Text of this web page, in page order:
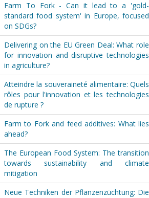
Farm To Fork - Can it lead to a 'gold-
standard food system' in Europe, focused
on SDGs?
Delivering on the EU Green Deal: What role
for innovation and disruptive technologies
in agriculture?
Atteindre la souveraineté alimentaire: Quels
rôles pour l'innovation et les technologies
de rupture ?
Farm to Fork and feed additives: What lies
ahead?
The European Food System: The transition
towards sustainability and climate
mitigation
Neue Techniken der Pflanzenzüchtung: Die